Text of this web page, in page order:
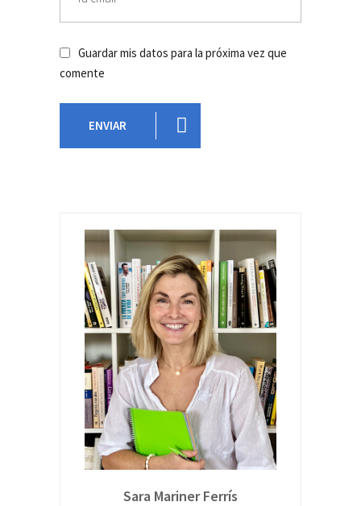
Guardar mis datos para la próxima vez que
comente
ENVIAR
Sara Mariner Ferrís